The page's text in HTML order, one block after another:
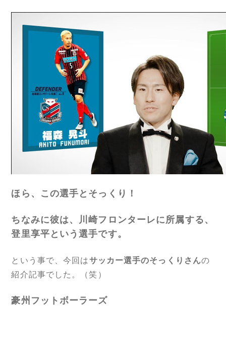
ほら、この選手とそっくり！
ちなみに彼は、川崎フロンターレに所属する、
登里享平という選手です。
という事で、今回はサッカー選手のそっくりさんの
紹介記事でした。（笑）
豪州フットボーラーズ